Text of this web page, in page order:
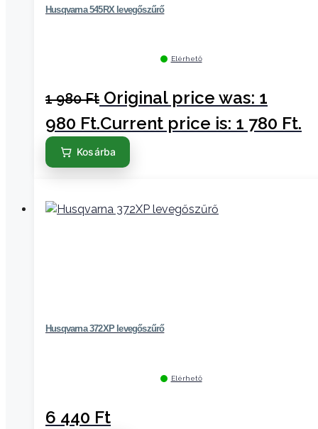
Husqvarna 545RX levegőszűrő
Elérhető
1 980Ft Original price was: 1
980 Ft.Current price is: 1 780 Ft.
Kosárba
Husqvarna 372XP levegőszűrő
Elérhető
6 440 Ft